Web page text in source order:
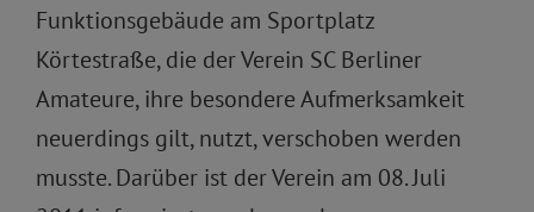
Funktionsgebäude am Sportplatz
Körtestraße, die der Verein SC Berliner
Amateure, ihre besondere Aufmerksamkeit
neuerdings gilt, nutzt, verschoben werden
musste. Darüber ist der Verein am 08. Juli